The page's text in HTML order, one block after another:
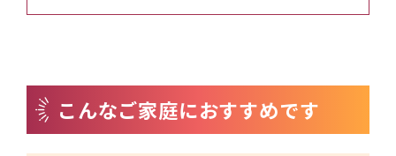
こんなご家庭におすすめです